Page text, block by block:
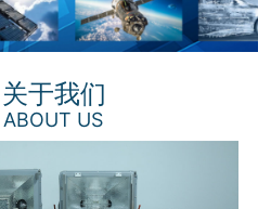
关于我们
ABOUT US